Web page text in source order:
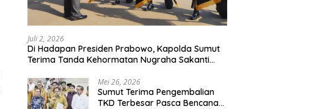
Juli 2, 2026
Di Hadapan Presiden Prabowo, Kapolda Sumut
Terima Tanda Kehormatan Nugraha Sakanti
Mei 26, 2026
Sumut Terima Pengembalian
TKD Terbesar Pasca Bencana